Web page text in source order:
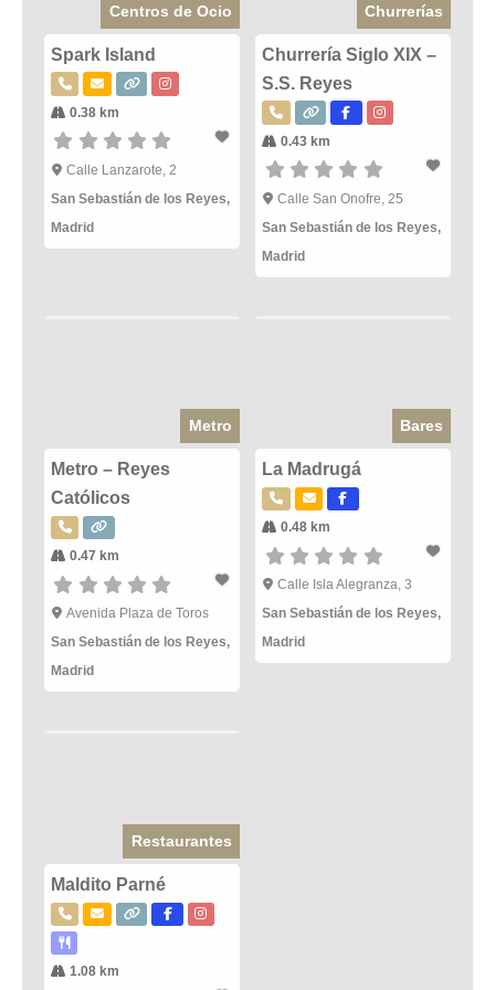
Centros de Ocio
Spark Island
0.38 km
Calle Lanzarote, 2
San Sebastián de los Reyes,
Madrid
Churrerías
Churrería Siglo XIX –
S.S. Reyes
0.43 km
Calle San Onofre, 25
San Sebastián de los Reyes,
Madrid
Metro
Metro – Reyes
Católicos
0.47 km
Avenida Plaza de Toros
San Sebastián de los Reyes,
Madrid
Bares
La Madrugá
0.48 km
Calle Isla Alegranza, 3
San Sebastián de los Reyes,
Madrid
Restaurantes
Maldito Parné
1.08 km